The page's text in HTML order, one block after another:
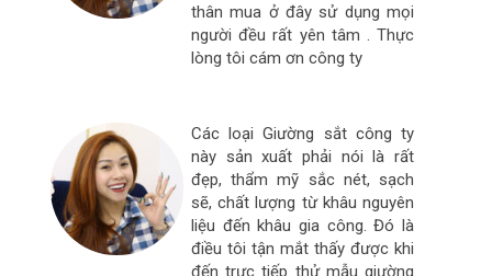
thân mua ở đây sử dụng mọi
người đều rất yên tâm . Thực
lòng tôi cám ơn công ty
Các loại Giường sắt công ty
này sản xuất phải nói là rất
đẹp, thẩm mỹ sắc nét, sạch
sẽ, chất lượng từ khâu nguyên
liệu đến khâu gia công. Đó là
điều tôi tận mắt thấy được khi
đến trực tiếp thử mẫu giường